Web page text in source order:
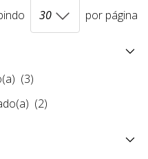
por página
(3)
(2)